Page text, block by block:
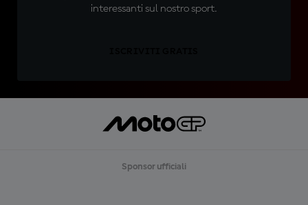
interessanti sul nostro sport.
Sponsor ufficiali